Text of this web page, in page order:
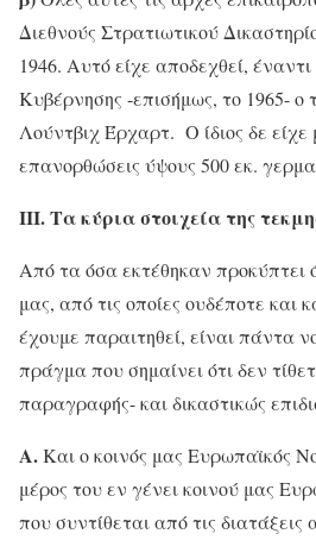
Διεθνούς Στρατιωτικού
1946. Αυτό είχε αποδεχθεί, έναντι
Κυβέρνησης -επισήμως, το 1965- ο
Λούντβιχ Έρχαρτ. Ο ίδιος δε είχε
επανορθώσεις ύψους 500 εκ.
ΙΙΙ. Τα κύρια στοιχεία της
Από τα όσα εκτέθηκαν προκύπτει
μας, από τις οποίες ουδέποτε και
έχουμε παραιτηθεί, είναι πάντα
πράγμα που σημαίνει ότι δεν
παραγραφής- και δικαστικώς
Α.Και ο κοινός μας Ευρωπαϊκός
μέρος του εν γένει κοινού μας
που συντίθεται από τις διατάξεις